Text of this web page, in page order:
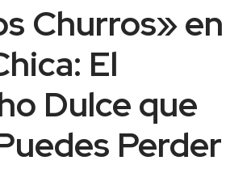
Churros» en
El
Dulce que
Perder